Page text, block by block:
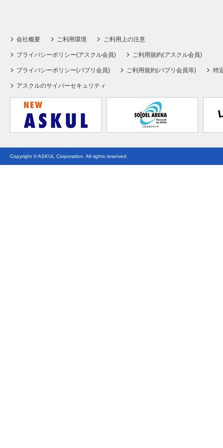
会社概要 ご利用環境 ご利用上の注意
プライバシーポリシー(アスクル会員) ご利用規約(アスクル会員)
プライバシーポリシー(パプリ会員) ご利用規約(パプリ会員等) 特
アスクルのサイバーセキュリティ
Copyright © ASKUL Corporation. All rights reserved.